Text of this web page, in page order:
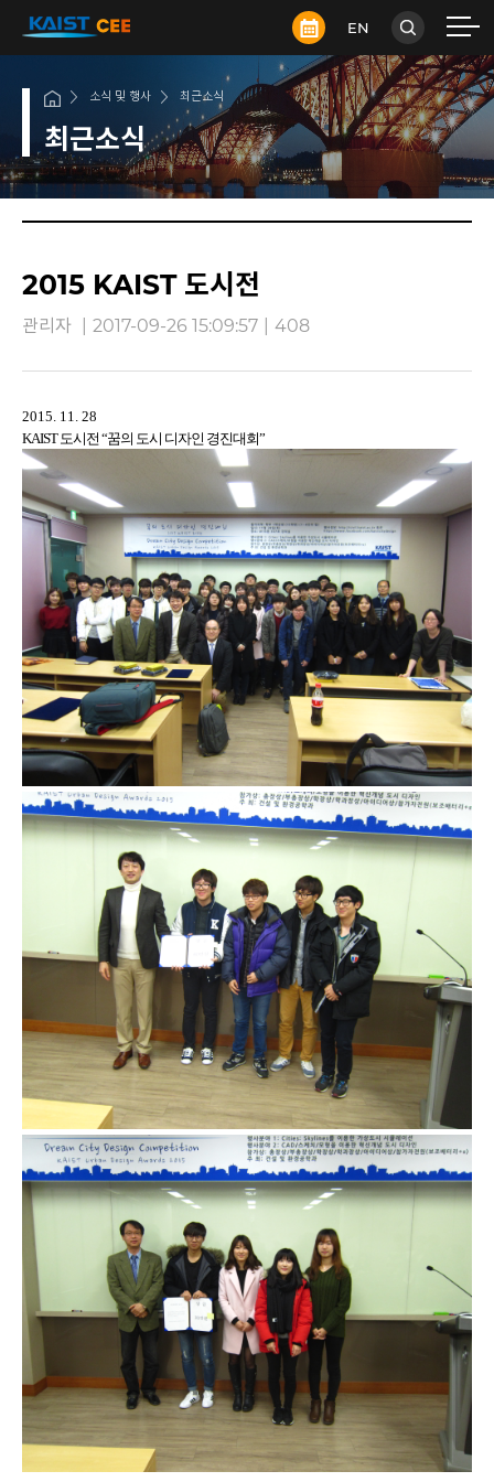
EN
소식 및 행사 최근소식
최근소식
2015 KAIST 도시전
관리자 2017-09-26 15:09:57 408
2015. 11. 28
KAIST도시전 “꿈의 도시 디자인 경진대회”